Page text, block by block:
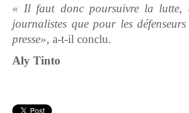
« Il faut donc poursuivre la lutte,
journalistes que pour les
presse», a-t-il conclu.
Aly Tinto